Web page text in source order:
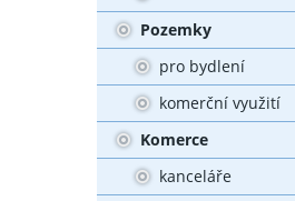
Pozemky
pro bydlení
komerční využití
Komerce
kanceláře